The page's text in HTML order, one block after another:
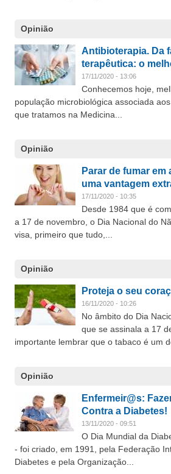
Opinião
Antibioterapia. Da
terapêutica: o
17/11/2020 - 13:06
Conhecemos hoje,
população microbiológica associada
que tratamos na Medicina...
Opinião
Parar de fumar em
uma vantagem
17/11/2020 - 10:35
Desde 1984 que é
a 17 de novembro, o Dia Nacional do
visa, primeiro que tudo,...
Opinião
Proteja o seu
16/11/2020 - 10:26
No âmbito do Dia
que se assinala a 17
importante lembrar que o tabaco é um
Opinião
Enfermeir@s:
Contra a Diabetes!
13/11/2020 - 09:51
O Dia Mundial da
- foi criado, em 1991, pela Federação
Diabetes e pela Organização...